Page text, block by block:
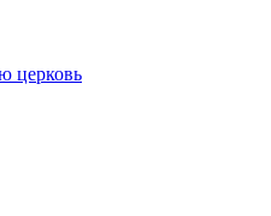
церковь